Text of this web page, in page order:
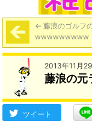
← 藤浪のゴルフ
wwwwwwwww
2013年11月
藤浪の
ツイート